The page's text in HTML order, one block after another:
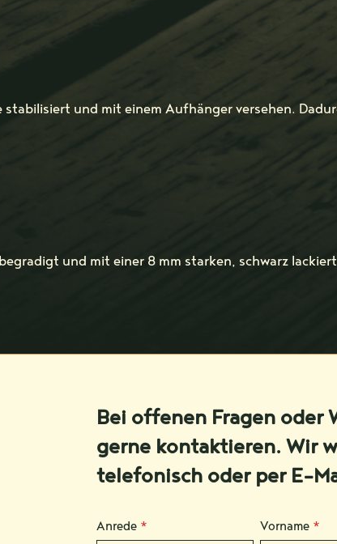
und mit einem Aufhänger versehen.
und mit einer 8 mm starken, schwarz
Bei offenen Fragen oder
gerne kontaktieren. Wir
telefonisch oder per E-
Anrede * Vorname *